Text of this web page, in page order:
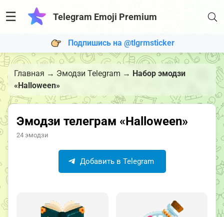
☰ Telegram Emoji Premium
Подпишись на @tlgrmsticker
Главная → Эмодзи Telegram → Набор эмодзи
«Halloween»
Эмодзи телеграм «Halloween»
24 эмодзи
Добавить в Telegram